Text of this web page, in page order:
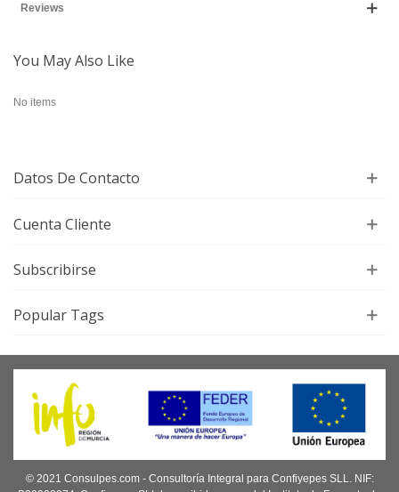
Reviews
You May Also Like
No items
Datos De Contacto
Cuenta Cliente
Subscribirse
Popular Tags
© 2021 Consulpes.com - Consultoría Integral para Confiyepes SLL. NIF: